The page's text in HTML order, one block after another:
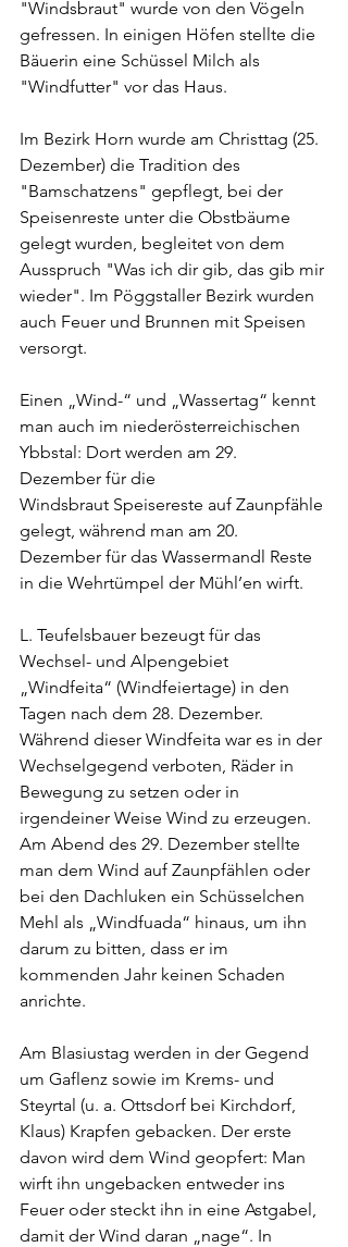
"Windsbraut" wurde von den Vögeln
gefressen. In einigen Höfen stellte die
Bäuerin eine Schüssel Milch als
"Windfutter" vor das Haus.
Im Bezirk Horn wurde am Christtag (25.
Dezember) die Tradition des
"Bamschatzens" gepflegt, bei der
Speisenreste unter die Obstbäume
gelegt wurden, begleitet von dem
Ausspruch "Was ich dir gib, das gib mir
wieder". Im Pöggstaller Bezirk wurden
auch Feuer und Brunnen mit Speisen
versorgt.
Einen „Wind-“ und „Wassertag“ kennt
man auch im niederösterreichischen
Ybbstal: Dort werden am 29.
Dezember für die
Windsbraut Speisereste auf Zaunpfähle
gelegt, während man am 20.
Dezember für das Wassermandl Reste
in die Wehrtümpel der Mühl’en wirft.
L. Teufelsbauer bezeugt für das
Wechsel- und Alpengebiet
„Windfeita“ (Windfeiertage) in den
Tagen nach dem 28. Dezember.
Während dieser Windfeita war es in der
Wechselgegend verboten, Räder in
Bewegung zu setzen oder in
irgendeiner Weise Wind zu erzeugen.
Am Abend des 29. Dezember stellte
man dem Wind auf Zaunpfählen oder
bei den Dachluken ein Schüsselchen
Mehl als „Windfuada“ hinaus, um ihn
darum zu bitten, dass er im
kommenden Jahr keinen Schaden
anrichte.
Am Blasiustag werden in der Gegend
um Gaflenz sowie im Krems- und
Steyrtal (u. a. Ottsdorf bei Kirchdorf,
Klaus) Krapfen gebacken. Der erste
davon wird dem Wind geopfert: Man
wirft ihn ungebacken entweder ins
Feuer oder steckt ihn in eine Astgabel,
damit der Wind daran „nage“. In